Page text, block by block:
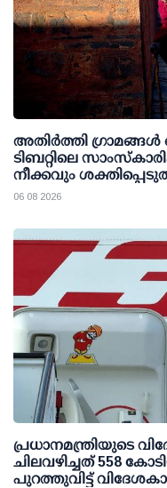
അതിര്‍ത്തി
ടിബറ്റിലെ
നീക്കവും
06 08 2026
പ്രധാനമന്ത്രിയുടെ
ചിലവഴിച്ചത് 558
പുറത്തുവിട്ട്